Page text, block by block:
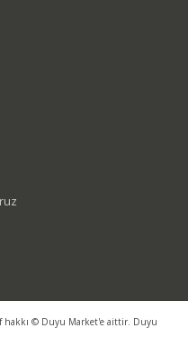
hakkı © Duyu Market'e aittir. Duyu